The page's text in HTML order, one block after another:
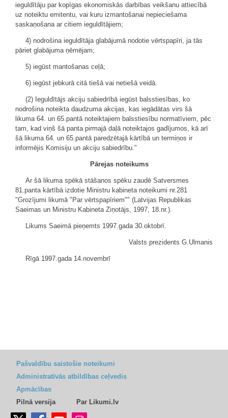
ieguldītāju par kopīgas ekonomiskās darbības veikšanu attiecībā
uz noteiktu emitentu, vai kuru izmantošanai nepieciešama
saskaņošana ar citiem ieguldītājiem;
4) nodrošina ieguldītāja glabājumā nodotie vērtspapīri, ja tās
pāriet glabājuma ņēmējam;
5) iegūst mantošanas ceļā;
6) iegūst jebkurā citā tiešā vai netiešā veidā.
(2) Ieguldītājs akciju sabiedrībā iegūst balsstiesības, ko
nodrošina noteikta daudzuma akcijas, kas iegādātas virs šā
likuma 64. un 65.pantā noteiktajiem balsstiesību normatīviem, pēc
tam, kad viņš šā panta pirmajā daļā noteiktajos gadījumos, kā arī
šā likuma 64. un 65.pantā paredzētajā kārtībā un termiņos ir
informējis Komisiju un akciju sabiedrību."
Pārejas noteikums
Ar šā likuma spēkā stāšanos spēku zaudē Satversmes
81.panta kārtībā izdotie Ministru kabineta noteikumi nr.281
"Grozījumi likumā "Par vērtspapīriem"" (Latvijas Republikas
Saeimas un Ministru Kabineta Ziņotājs, 1997, 18.nr.).
Likums Saeimā pieņemts 1997.gada 30.oktobrī.
Valsts prezidents G.Ulmanis
Rīgā 1997.gada 14.novembrī
Pašvaldību saistošie noteikumi
Administratīvās atbildības ceļvedis
Apmācības
Pilnā versija
Par Likumi.lv